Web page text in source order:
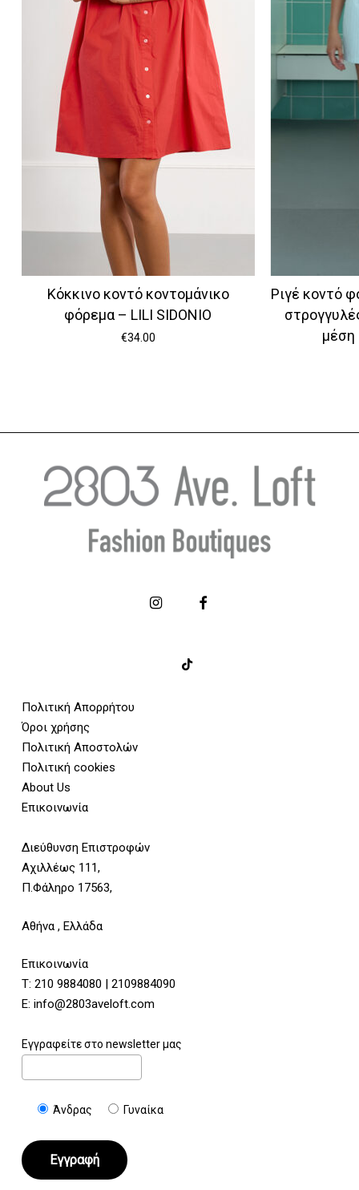
Κόκκινο κοντό κοντομάνικο
φόρεμα – LILI SIDONIO
€34.00
Ριγέ κοντό
μέση
Πολιτική Απορρήτου
Όροι χρήσης
Πολιτική Αποστολών
Πολιτική cookies
About Us
Επικοινωνία
Διεύθυνση Επιστροφών
Αχιλλέως 111,
Π.Φάληρο 17563,
Αθήνα , Ελλάδα
Επικοινωνία
Τ: 210 9884080
2109884090
E: info@2803aveloft.com
Εγγραφείτε στο newsletter μας
Άνδρας Γυναίκα